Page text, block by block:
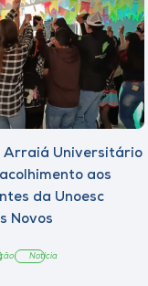
Arraiá Universitário
aos
da Unoesc
Novos
Notícia